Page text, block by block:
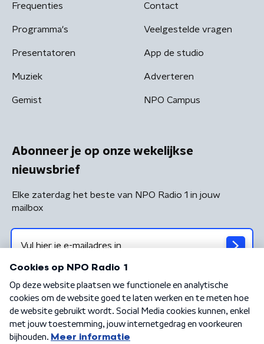
Frequenties
Programma's
Presentatoren
Muziek
Gemist
Contact
Veelgestelde vragen
App de studio
Adverteren
NPO Campus
Abonneer je op onze wekelijkse
nieuwsbrief
Elke zaterdag het beste van NPO Radio 1 in jouw
mailbox
Algemene voorwaarden